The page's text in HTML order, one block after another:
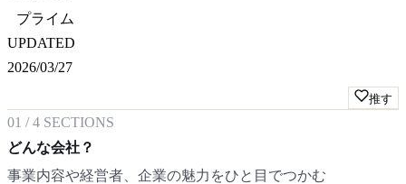
プライム
UPDATED
2026/03/27
推す
01 /4 SECTIONS
どんな会社？
事業内容や経営者、企業の魅力をひと目でつかむ